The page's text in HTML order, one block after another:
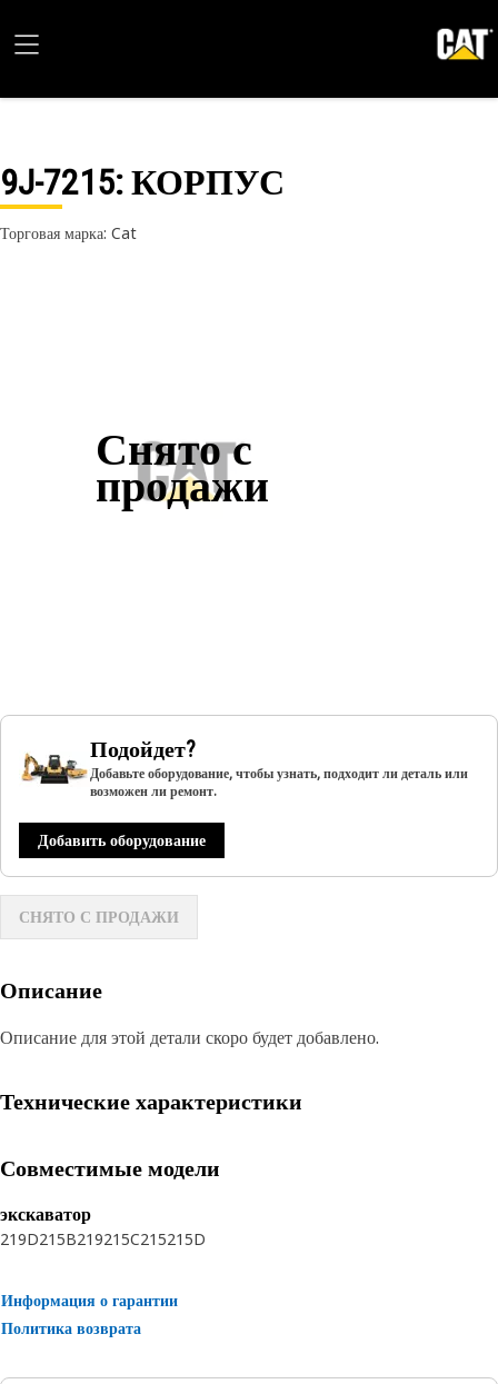
9J-7215: КОРПУС
Торговая марка: Cat
Снято с
продажи
Подойдет?
Добавьте оборудование, чтобы узнать, подходит ли деталь или
возможен ли ремонт.
Добавить оборудование
СНЯТО С ПРОДАЖИ
Описание
Описание для этой детали скоро будет добавлено.
Технические характеристики
Совместимые модели
экскаватор
219D215B219215C215215D
Информация о гарантии
Политика возврата